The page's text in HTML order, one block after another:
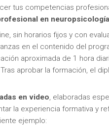
tus competencias
en
sin horarios fijos y con
en el contenido del
aproximada de 1 hora
aprobar la formación, el
en video, elaboradas
la experiencia formativa y
ejemplo: